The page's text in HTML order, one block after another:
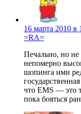
16 марта 2010 в
=RA=
Печально, но
непомерно
шопинга ими
что EMS — это
пока бояться